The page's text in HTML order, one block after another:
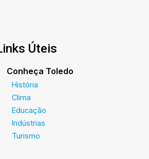
Úteis
Conheça Toledo
História
Clima
Educação
Indústrias
Turismo